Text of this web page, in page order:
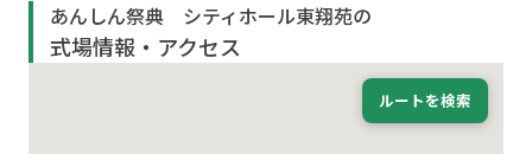
あんしん祭典 シティホール東翔苑の
式場情報・アクセス
ルートを検索